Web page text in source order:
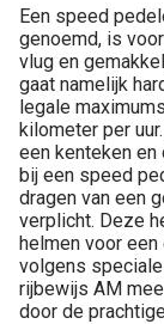
Een speed
genoemd, is
vlug en
gaat namelijk
legale
kilometer per
een kenteken
bij een speed
dragen van een
verplicht. Deze
helmen voor
volgens
rijbewijs AM
door de